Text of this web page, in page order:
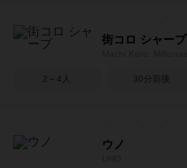
街コロ シャープ
2～4人 30分前後
ウノ